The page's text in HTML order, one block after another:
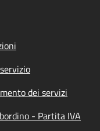
dei servizi
- Partita IVA